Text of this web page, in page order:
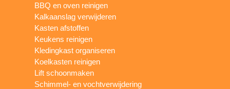
BBQ en oven reinigen
Kalkaanslag verwijderen
Kasten afstoffen
Keukens reinigen
Kledingkast organiseren
Koelkasten reinigen
Lift schoonmaken
Schimmel- en vochtverwijdering